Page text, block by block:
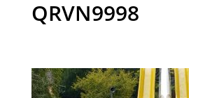
QRVN9998